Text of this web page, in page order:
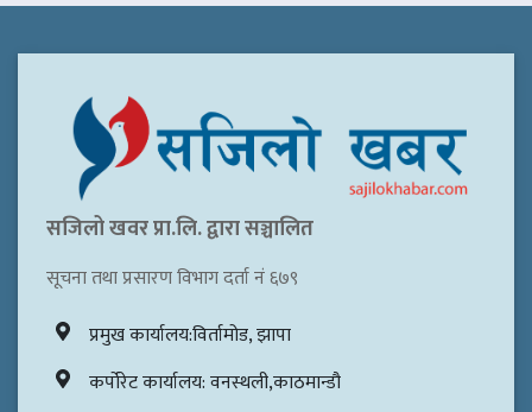
सजिलो खवर प्रा.लि. द्वारा सञ्चालित
सूचना तथा प्रसारण विभाग दर्ता नं ६७९
प्रमुख कार्यालय:विर्तामोड, झापा
कर्पोरेट कार्यालय: वनस्थली,काठमान्डौ